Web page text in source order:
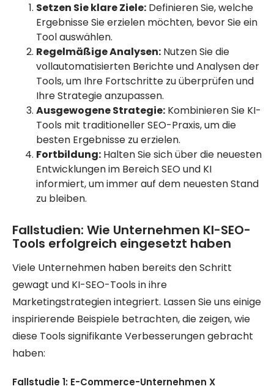
Setzen Sie klare Ziele: Definieren Sie, welche
Ergebnisse Sie erzielen möchten, bevor Sie ein
Tool auswählen.
Regelmäßige Analysen: Nutzen Sie die
vollautomatisierten Berichte und Analysen der
Tools, um Ihre Fortschritte zu überprüfen und
Ihre Strategie anzupassen.
Ausgewogene Strategie: Kombinieren Sie KI-
Tools mit traditioneller SEO-Praxis, um die
besten Ergebnisse zu erzielen.
Fortbildung: Halten Sie sich über die neuesten
Entwicklungen im Bereich SEO und KI
informiert, um immer auf dem neuesten Stand
zu bleiben.
Fallstudien: Wie Unternehmen KI-SEO-
Tools erfolgreich eingesetzt haben
Viele Unternehmen haben bereits den Schritt
gewagt und KI-SEO-Tools in ihre
Marketingstrategien integriert. Lassen Sie uns einige
inspirierende Beispiele betrachten, die zeigen, wie
diese Tools signifikante Verbesserungen gebracht
haben:
Fallstudie 1: E-Commerce-Unternehmen X